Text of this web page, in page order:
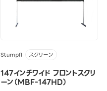
Stumpfl スクリーン
147インチワイド フロントスクリ
ーン（MBF-147HD）